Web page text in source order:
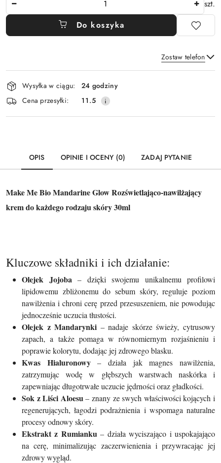
szt.
Do koszyka
Zostaw telefon
Wyślij
Dostępność
i
dostawa
Wysyłka w ciągu:
24 godziny
Cena przesyłki:
11.5
OPIS OPINIE I OCENY (0) ZADAJ PYTANIE
Make Me Bio Mandarine Glow Rozświetlająco-nawilżający
krem do każdego rodzaju skóry 30ml
Kluczowe składniki i ich działanie:
Olejek Jojoba – dzięki swojemu unikalnemu profilowi
lipidowemu zbliżonemu do sebum skóry, reguluje poziom
nawilżenia i chroni cerę przed przesuszeniem, nie powodując
jednocześnie uczucia tłustości.
Olejek z Mandarynki – nadaje skórze świeży, cytrusowy
zapach, a także pomaga w równomiernym rozjaśnieniu i
poprawie kolorytu, dodając jej zdrowego blasku.
Kwas Hialuronowy– działa jak magnes nawilżenia,
zatrzymując wodę w głębszych warstwach naskórka i
zapewniając długotrwałe uczucie jędrności oraz gładkości.
Sok z Liści Aloesu– znany ze swych właściwości kojących i
regenerujących, łagodzi podrażnienia i wspomaga naturalne
procesy odnowy skóry.
Ekstrakt z Rumianku – działa wyciszająco i uspokajająco
na cerę, minimalizując zaczerwienienia i przywracając jej
zdrowy wygląd.